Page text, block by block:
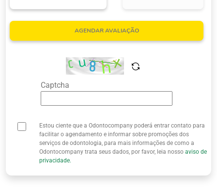
Quem Somos
AGENDAR AVALIAÇÃO
Captcha
Estou ciente que a Odontocompany poderá entrar contato para
facilitar o agendamento e informar sobre promoções dos
serviços de odontologia, para mais informações de como a
Odontocompany trata seus dados, por favor, leia nossoaviso de
privacidade.